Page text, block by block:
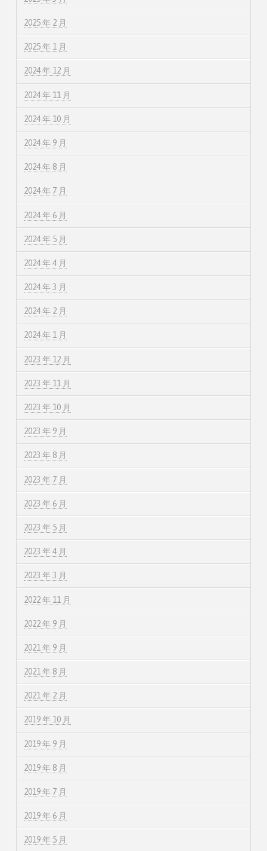
2025 年 2 月
2025 年 1 月
2024 年 12 月
2024 年 11 月
2024 年 10 月
2024 年 9 月
2024 年 8 月
2024 年 7 月
2024 年 6 月
2024 年 5 月
2024 年 4 月
2024 年 3 月
2024 年 2 月
2024 年 1 月
2023 年 12 月
2023 年 11 月
2023 年 10 月
2023 年 9 月
2023 年 8 月
2023 年 7 月
2023 年 6 月
2023 年 5 月
2023 年 4 月
2023 年 3 月
2022 年 11 月
2022 年 9 月
2021 年 9 月
2021 年 8 月
2021 年 2 月
2019 年 10 月
2019 年 9 月
2019 年 8 月
2019 年 7 月
2019 年 6 月
2019 年 5 月